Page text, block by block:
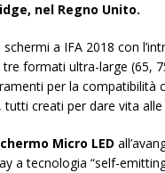
nel Regno Unito.
a IFA 2018 con
formati ultra-large (65,
per la compatibilità
creati per dare vita
Micro LED
a tecnologia “self-